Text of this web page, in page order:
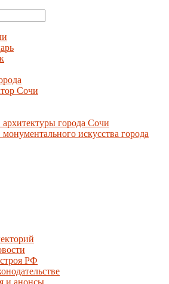
Сочи
города Сочи
искусства города
РФ
и анонсы